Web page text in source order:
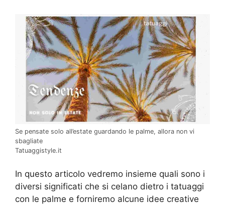
Se pensate solo all’estate guardando le palme, allora non vi
sbagliate
Tatuaggistyle.it
In questo articolo vedremo insieme quali sono i
diversi significati che si celano dietro i tatuaggi
con le palme e forniremo alcune idee creative